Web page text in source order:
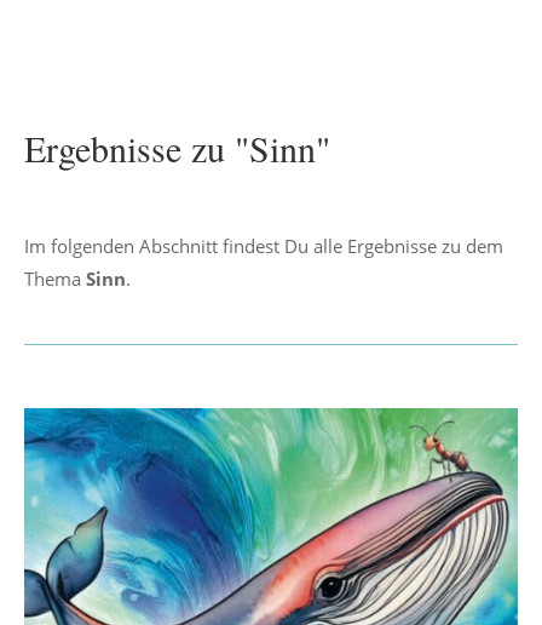
Ergebnisse zu "Sinn"
Im folgenden Abschnitt findest Du alle Ergebnisse zu dem
Thema Sinn.